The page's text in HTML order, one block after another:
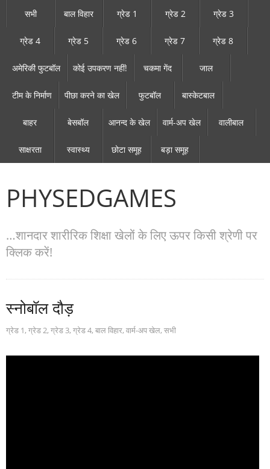
सभी बाल विहार ग्रेड 1 ग्रेड 2 ग्रेड 3
ग्रेड 4 ग्रेड 5 ग्रेड 6 ग्रेड 7 ग्रेड 8
अमेरिकी फुटबॉल कोई उपकरण नहीं! चकमा गेंद जाल
टीम के निर्माण पीछा करने का खेल फुटबॉल बास्केटबाल
बाहर बेसबॉल आनन्द के खेल वार्म-अप खेल वालीबाल
साक्षरता स्वास्थ्य छोटा समूह बड़ा समूह
PHYSEDGAMES
…शानदार शारीरिक शिक्षा खेलों के लिए ऊपर किसी श्रेणी पर
क्लिक करें!
स्नोबॉल दौड़
ग्रेड 1, ग्रेड 2, ग्रेड 3, ग्रेड 4, बाल विहार, वार्म-अप खेल, सभी